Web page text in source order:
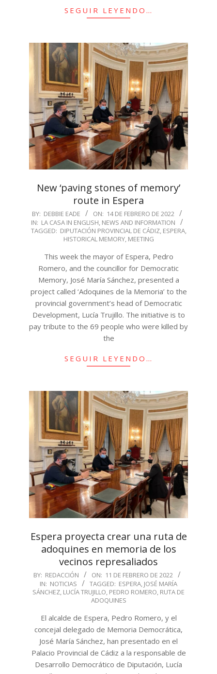
SEGUIR LEYENDO…
New ‘paving stones of memory’
route in Espera
2022-
02-
14
BY: DEBBIE EADE ON: 14 DE FEBRERO DE 2022
IN: LA CASA IN ENGLISH, NEWS AND INFORMATION
TAGGED: DIPUTACIÓN PROVINCIAL DE CÁDIZ, ESPERA,
HISTORICAL MEMORY, MEETING
This week the mayor of Espera, Pedro
Romero, and the councillor for Democratic
Memory, José María Sánchez, presented a
project called ‘Adoquines de la Memoria’ to the
provincial government’s head of Democratic
Development, Lucía Trujillo. The initiative is to
pay tribute to the 69 people who were killed by
the
SEGUIR LEYENDO…
Espera proyecta crear una ruta de
adoquines en memoria de los
vecinos represaliados
2022-
11
BY: REDACCIÓN ON: 11 DE FEBRERO DE 2022
IN: NOTICIAS TAGGED: ESPERA, JOSÉ MARÍA
SÁNCHEZ, LUCÍA TRUJILLO, PEDRO ROMERO, RUTA DE
ADOQUINES
El alcalde de Espera, Pedro Romero, y el
concejal delegado de Memoria Democrática,
José María Sánchez, han presentado en el
Palacio Provincial de Cádiz a la responsable de
Desarrollo Democrático de Diputación, Lucía